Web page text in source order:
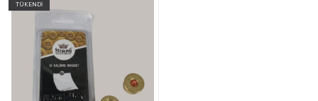
TÜKENDİ